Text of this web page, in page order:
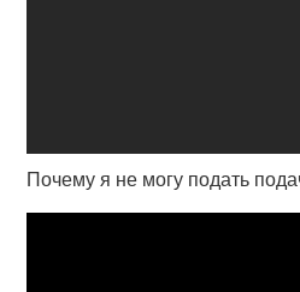
Почему я не могу подать